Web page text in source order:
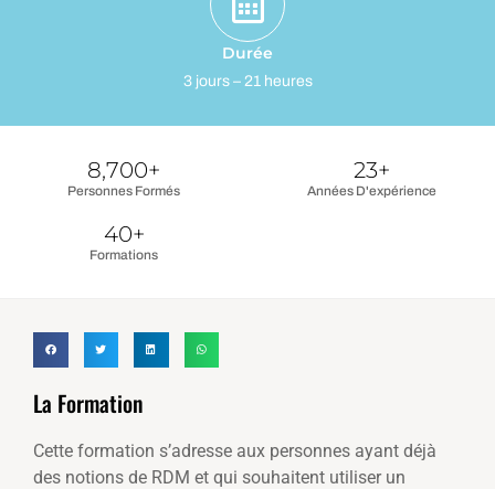
Durée
3 jours – 21 heures
Personnes Formés
8,700+
Années D'expérience
23+
Formations
40+
La Formation
Cette formation s’adresse aux personnes ayant déjà
des notions de RDM et qui souhaitent utiliser un